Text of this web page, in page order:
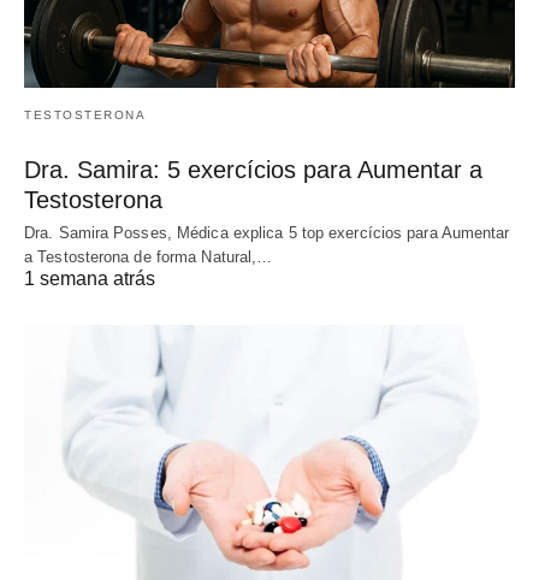
TESTOSTERONA
Dra. Samira: 5 exercícios para Aumentar a
Testosterona
Dra. Samira Posses, Médica explica 5 top exercícios para Aumentar
a Testosterona de forma Natural,…
1 semana atrás